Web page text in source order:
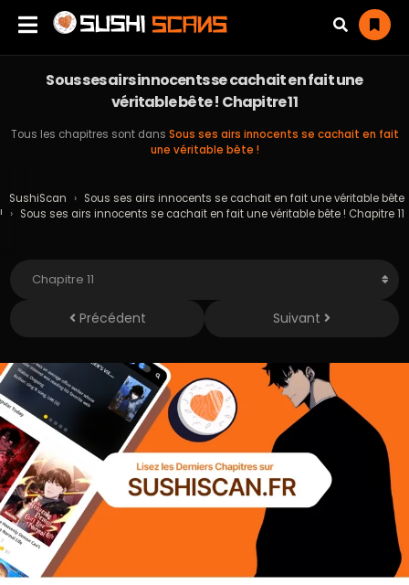
Sous ses airs innocents se cachait en fait une
véritable bête ! Chapitre 11
Tous les chapitres sont dans Sous ses airs innocents se cachait en fait
une véritable bête !
SushiScan › Sous ses airs innocents se cachait en fait une véritable bête
!
› Sous ses airs innocents se cachait en fait une véritable bête ! Chapitre 11
Précédent Suivant